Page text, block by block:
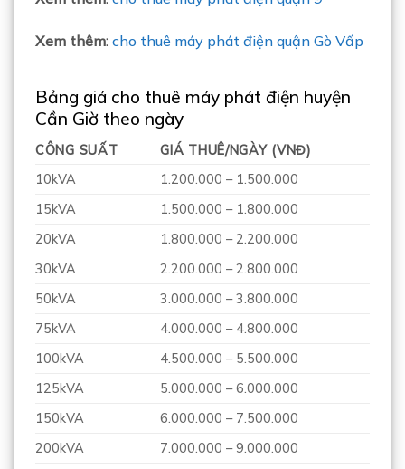
Xem thêm: cho thuê máy phát điện quận Gò Vấp
Bảng giá cho thuê máy phát điện huyện
Cần Giờ theo ngày
CÔNG SUẤT
GIÁ THUÊ/NGÀY (VNĐ)
10kVA
1.200.000 – 1.500.000
15kVA
1.500.000 – 1.800.000
20kVA
1.800.000 – 2.200.000
30kVA
2.200.000 – 2.800.000
50kVA
3.000.000 – 3.800.000
75kVA
4.000.000 – 4.800.000
100kVA
4.500.000 – 5.500.000
125kVA
5.000.000 – 6.000.000
150kVA
6.000.000 – 7.500.000
200kVA
7.000.000 – 9.000.000